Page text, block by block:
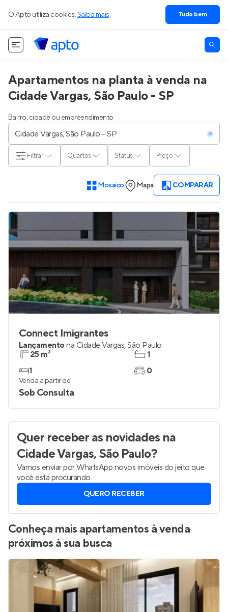
O Apto utiliza cookies. Saiba mais. Tudo bem
Apartamentos na planta à venda na
Cidade Vargas, São Paulo - SP
Bairro, cidade ou empreendimento
Quartos Status Preço
Filtrar
Mosaico Mapa COMPARAR
Connect Imigrantes
Lançamentona Cidade Vargas,São Paulo
25 m²
1
1
0
Venda a partir de
Sob Consulta
Quer receber as novidades na
Cidade Vargas, São Paulo?
Vamos enviar por WhatsApp novos imóveis do jeito que
você está procurando.
QUERO RECEBER
Conheça mais apartamentos à venda
próximos à sua busca